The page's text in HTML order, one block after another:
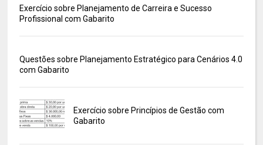
Exercício sobre Planejamento de Carreira e Sucesso
Profissional com Gabarito
Questões sobre Planejamento Estratégico para Cenários 4.0
com Gabarito
Exercício sobre Princípios de Gestão com
Gabarito